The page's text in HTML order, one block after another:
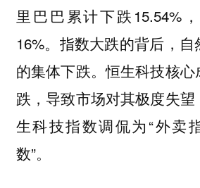
里巴巴累计下跌15.54%
16%。指数大跌的背后，
的集体下跌。恒生科技核
跌，导致市场对其极度失
生科技指数调侃为“外卖
数”。